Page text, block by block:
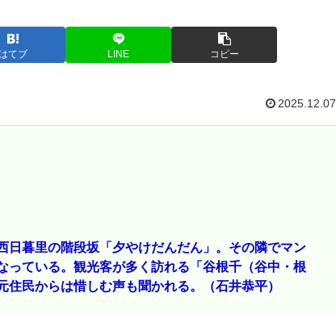
てブ LINE コピー
2025.12.07
暮里の階段坂「夕やけだんだん」。その隣でマン
ている。観光客が多く訪れる「谷根千（谷中・根
民からは惜しむ声も聞かれる。（石井恭平）